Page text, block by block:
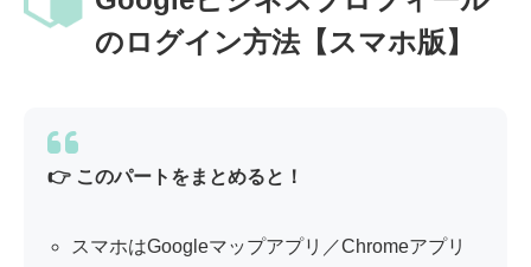
のログイン方法【スマホ版】
👉 このパートをまとめると！
スマホはGoogleマップアプリ／Chromeアプリ